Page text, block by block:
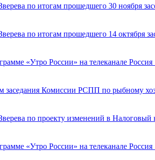
по итогам прошедшего 30 ноября
по итогам прошедшего 14 октября
«Утро России» на телеканале Россия
заседания Комиссии РСПП по рыбному
по проекту изменений в
«Утро России» на телеканале Россия